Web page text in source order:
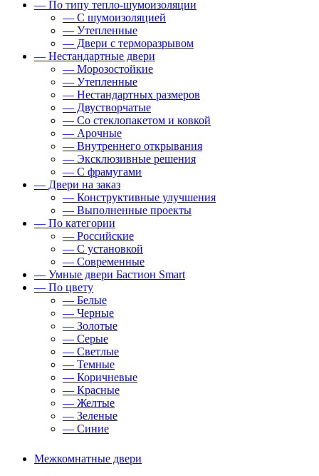
— По типу тепло-шумоизоляции
— С шумоизоляцией
— Утепленные
— Двери с терморазрывом
— Нестандартные двери
— Морозостойкие
— Утепленные
— Нестандартных размеров
— Двустворчатые
— Со стеклопакетом и ковкой
— Арочные
— Внутреннего открывания
— Эксклюзивные решения
— С фрамугами
— Двери на заказ
— Конструктивные улучшения
— Выполненные проекты
— По категории
— Российские
— С установкой
— Современные
— Умные двери Бастион Smart
— По цвету
— Белые
— Черные
— Золотые
— Серые
— Светлые
— Темные
— Коричневые
— Красные
— Желтые
— Зеленые
— Синие
Межкомнатные двери